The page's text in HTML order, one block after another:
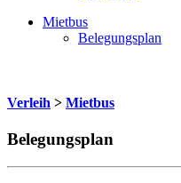
Mietbus
Belegungsplan
Verleih > Mietbus
Belegungsplan